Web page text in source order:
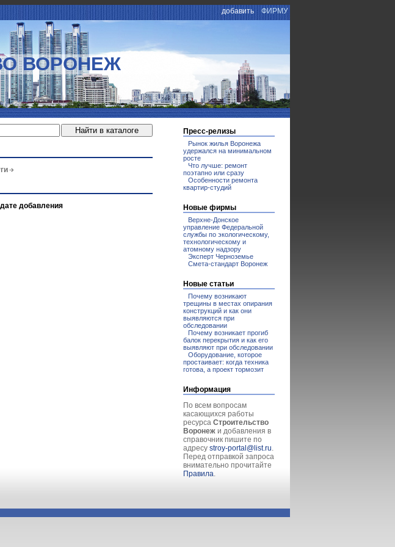
добавить ФИРМУ
ВОРОНЕЖ
дате добавления
Пресс-релизы
Рынок жилья Воронежа
удержался на минимальном
росте
Что лучше: ремонт
поэтапно или сразу
Особенности ремонта
квартир-студий
Новые фирмы
Верхне-Донское
управление Федеральной
службы по экологическому,
технологическому и
атомному надзору
Эксперт Черноземье
Смета-стандарт Воронеж
Новые статьи
Почему возникают
трещины в местах опирания
конструкций и как они
выявляются при
обследовании
Почему возникает прогиб
балок перекрытия и как его
выявляют при обследовании
Оборудование, которое
простаивает: когда техника
готова, а проект тормозит
Информация
По всем вопросам
касающихся работы
ресурса Строительство
Воронеж и добавления в
справочник пишите по
адресу stroy-portal@list.ru.
Перед отправкой запроса
внимательно прочитайте
Правила.